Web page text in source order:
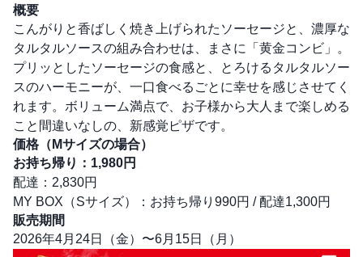
概要
こんがりと香ばしく焼き上げられたソーセージと、濃厚な
タルタルソースの組み合わせは、まさに「黄金コンビ」。
プリッとしたソーセージの食感と、とろけるタルタルソー
スのハーモニーが、一口食べるごとに幸せを感じさせてく
れます。ボリューム満点で、お子様から大人まで楽しめる
こと間違いなしの、新感覚ピザです。
価格（Mサイズの場合）
お持ち帰り：1,980円
配達：2,830円
MY BOX（Sサイズ）：お持ち帰り990円 / 配達1,300円
販売期間
2026年4月24日（金）〜6月15日（月）